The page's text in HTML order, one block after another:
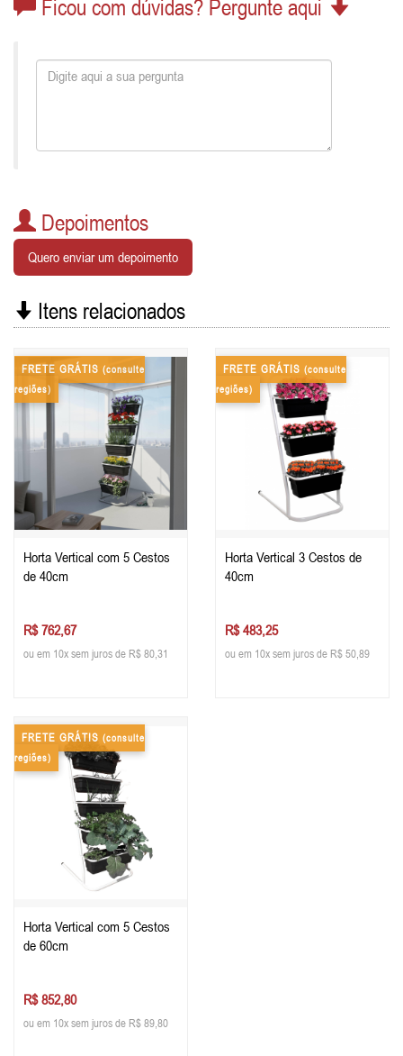
Ficou com dúvidas? Pergunte aqui
Depoimentos
Quero enviar um depoimento
Itens relacionados
FRETE GRÁTIS (consulte
regiões)
Horta Vertical com 5 Cestos
de 40cm
R$ 762,67
ou em 10x sem juros de R$ 80,31
FRETE GRÁTIS (consulte
regiões)
Horta Vertical 3 Cestos de
40cm
R$ 483,25
ou em 10x sem juros de R$ 50,89
FRETE GRÁTIS (consulte
regiões)
Horta Vertical com 5 Cestos
de 60cm
R$ 852,80
ou em 10x sem juros de R$ 89,80